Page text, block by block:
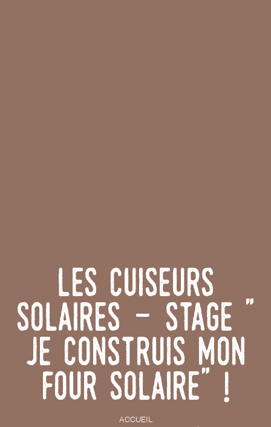
Les Cuiseurs
Solaires - stage "
je construis mon
four solaire" !
ACCUEIL